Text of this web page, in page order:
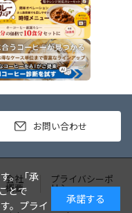
お問い合わせ
会社
概要
プライバシーポ
リシー
。「承
とで
。 プライ
承諾する